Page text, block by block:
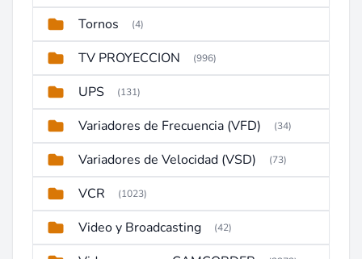
Tornos (4)
TV PROYECCION (996)
UPS (131)
Variadores de Frecuencia (VFD) (34)
Variadores de Velocidad (VSD) (73)
VCR (1023)
Video y Broadcasting (42)